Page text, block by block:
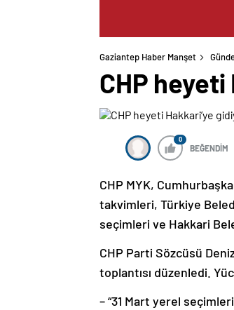
Gaziantep Haber Manşet
CHP
0
BEĞENDİM
CHP MYK,
takvimleri, Türkiye
seçimleri ve Hakkari
CHP Parti Sözcüsü
toplantısı düzenledi.
– “31 Mart yerel